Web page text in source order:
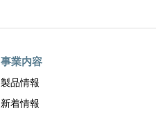
事業内容
製品情報
新着情報